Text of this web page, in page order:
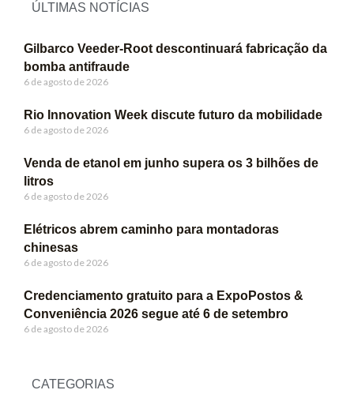
ÚLTIMAS NOTÍCIAS
Gilbarco Veeder-Root descontinuará fabricação da
bomba antifraude
6 de agosto de 2026
Rio Innovation Week discute futuro da mobilidade
6 de agosto de 2026
Venda de etanol em junho supera os 3 bilhões de
litros
6 de agosto de 2026
Elétricos abrem caminho para montadoras
chinesas
6 de agosto de 2026
Credenciamento gratuito para a ExpoPostos &
Conveniência 2026 segue até 6 de setembro
6 de agosto de 2026
CATEGORIAS